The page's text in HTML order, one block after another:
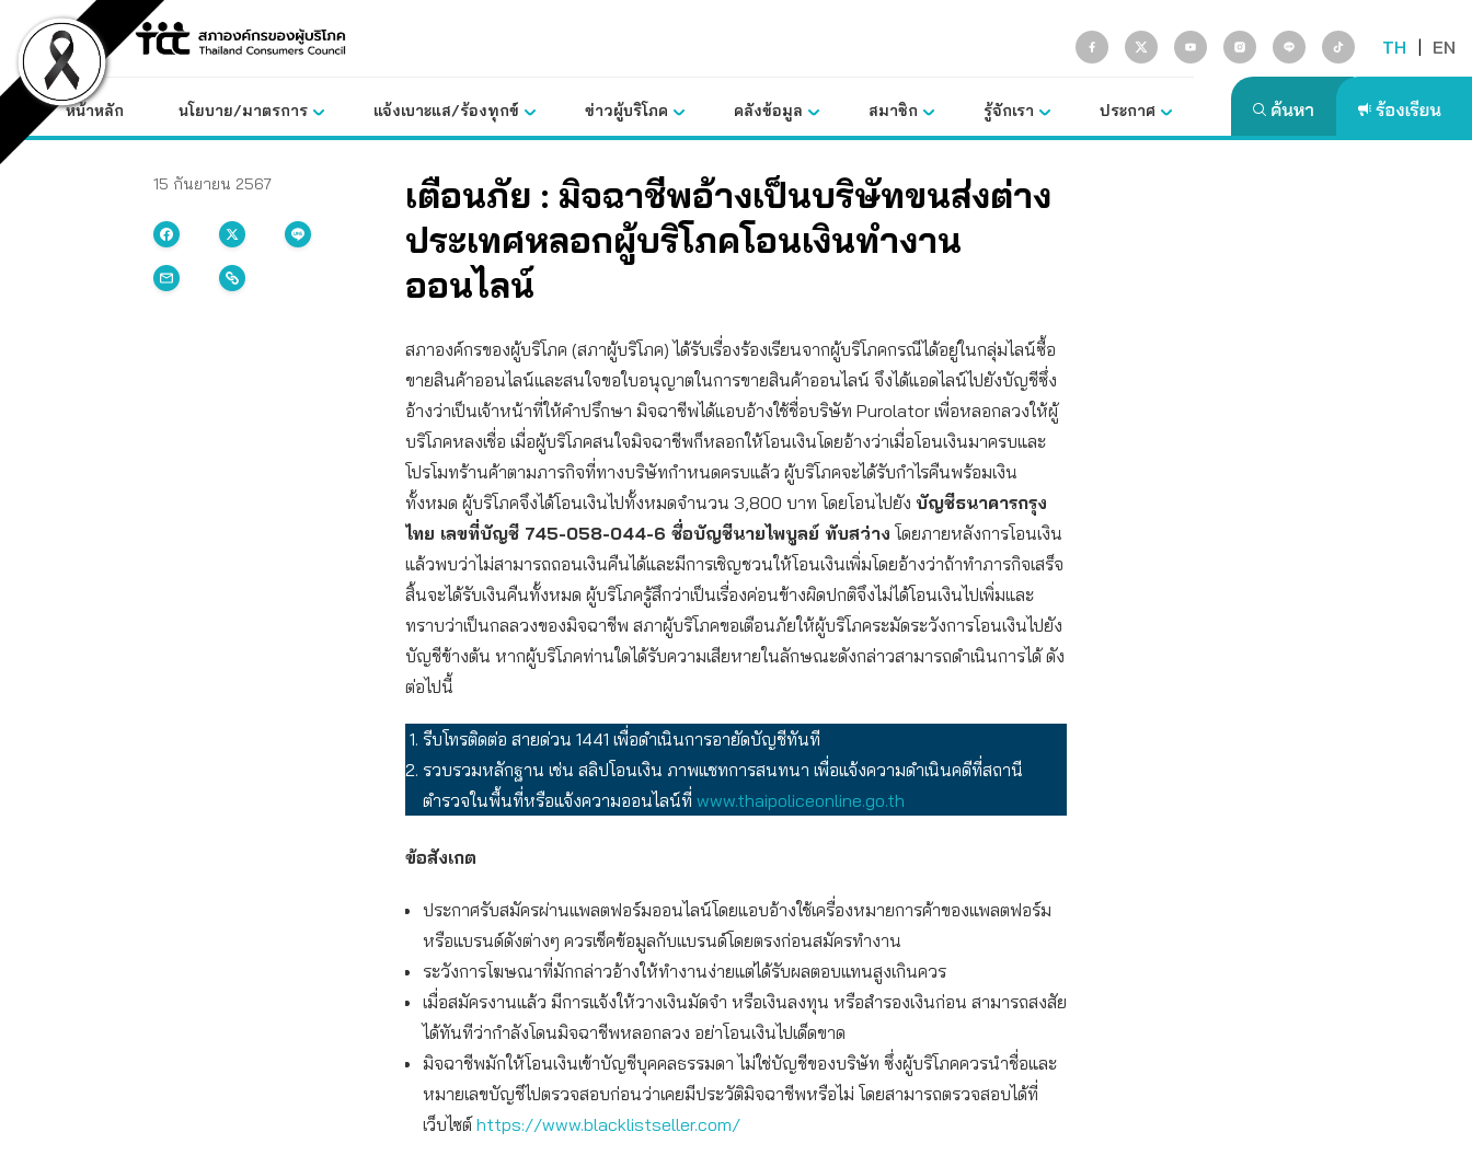
content
TH | EN
หน้าหลัก นโยบาย/มาตรการ แจ้งเบาะแส/ร้องทุกข์ ข่าวผู้บริโภค คลังข้อมูล สมาชิก รู้จักเรา ประกาศ
15 กันยายน 2567
เตือนภัย : มิจฉาชีพอ้างเป็นบริษัทขนส่งต่าง
ประเทศหลอกผู้บริโภคโอนเงินทำงาน
ออนไลน์
สภาองค์กรของผู้บริโภค (สภาผู้บริโภค) ได้รับเรื่องร้องเรียนจากผู้บริโภคกรณีได้อยู่ในกลุ่มไลน์ซื้อ
ขายสินค้าออนไลน์และสนใจขอใบอนุญาตในการขายสินค้าออนไลน์ จึงได้แอดไลน์ไปยังบัญชีซึ่ง
อ้างว่าเป็นเจ้าหน้าที่ให้คำปรึกษา มิจฉาชีพได้แอบอ้างใช้ชื่อบริษัท Purolator เพื่อหลอกลวงให้ผู้
บริโภคหลงเชื่อ เมื่อผู้บริโภคสนใจมิจฉาชีพก็หลอกให้โอนเงินโดยอ้างว่าเมื่อโอนเงินมาครบและ
โปรโมทร้านค้าตามภารกิจที่ทางบริษัทกำหนดครบแล้ว ผู้บริโภคจะได้รับกำไรคืนพร้อมเงิน
ทั้งหมด ผู้บริโภคจึงได้โอนเงินไปทั้งหมดจำนวน 3,800 บาท โดยโอนไปยัง บัญชีธนาคารกรุง
ไทย เลขที่บัญชี 745-058-044-6 ชื่อบัญชีนายไพบูลย์ ทับสว่าง โดยภายหลังการโอนเงิน
แล้วพบว่าไม่สามารถถอนเงินคืนได้และมีการเชิญชวนให้โอนเงินเพิ่มโดยอ้างว่าถ้าทำภารกิจเสร็จ
สิ้นจะได้รับเงินคืนทั้งหมด ผู้บริโภครู้สึกว่าเป็นเรื่องค่อนข้างผิดปกติจึงไม่ได้โอนเงินไปเพิ่มและ
ทราบว่าเป็นกลลวงของมิจฉาชีพ สภาผู้บริโภคขอเตือนภัยให้ผู้บริโภคระมัดระวังการโอนเงินไปยัง
บัญชีข้างต้น หากผู้บริโภคท่านใดได้รับความเสียหายในลักษณะดังกล่าวสามารถดำเนินการได้ ดัง
ต่อไปนี้
รีบโทรติดต่อ สายด่วน 1441 เพื่อดำเนินการอายัดบัญชีทันที
รวบรวมหลักฐาน เช่น สลิปโอนเงิน ภาพแชทการสนทนา เพื่อแจ้งความดำเนินคดีที่สถานี
ตำรวจในพื้นที่หรือแจ้งความออนไลน์ที่ www.thaipoliceonline.go.th
ข้อสังเกต
ประกาศรับสมัครผ่านแพลตฟอร์มออนไลน์โดยแอบอ้างใช้เครื่องหมายการค้าของแพลตฟอร์ม
หรือแบรนด์ดังต่างๆ ควรเช็คข้อมูลกับแบรนด์โดยตรงก่อนสมัครทำงาน
ระวังการโฆษณาที่มักกล่าวอ้างให้ทำงานง่ายแต่ได้รับผลตอบแทนสูงเกินควร
เมื่อสมัครงานแล้ว มีการแจ้งให้วางเงินมัดจำ หรือเงินลงทุน หรือสำรองเงินก่อน สามารถสงสัย
ได้ทันทีว่ากำลังโดนมิจฉาชีพหลอกลวง อย่าโอนเงินไปเด็ดขาด
มิจฉาชีพมักให้โอนเงินเข้าบัญชีบุคคลธรรมดา ไม่ใช่บัญชีของบริษัท ซึ่งผู้บริโภคควรนำชื่อและ
หมายเลขบัญชีไปตรวจสอบก่อนว่าเคยมีประวัติมิจฉาชีพหรือไม่ โดยสามารถตรวจสอบได้ที่
เว็บไซต์ https://www.blacklistseller.com/